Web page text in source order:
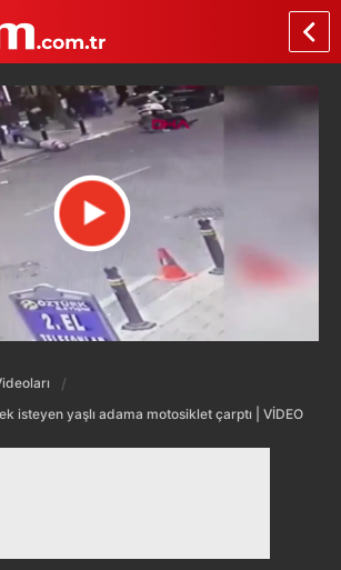
isteyen yaşlı adama motosiklet çarptı | VİDEO